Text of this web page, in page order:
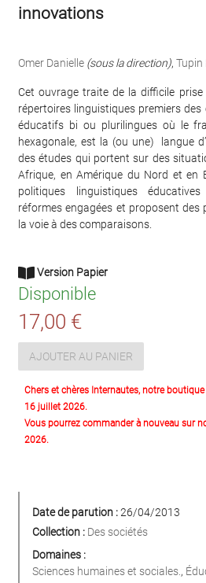
innovations
Omer Danielle (sous la direction), Tupin
Cet ouvrage traite de la difficile prise
répertoires linguistiques premiers
éducatifs bi ou plurilingues où le
hexagonale, est la (ou une) langue
des études qui portent sur des
Afrique, en Amérique du Nord et en
politiques linguistiques
réformes engagées et proposent des
la voie à des comparaisons.
Version Papier
Disponible
17,00 €
AJOUTER AU PANIER
Chers et chères Internautes, notre
16 juillet 2026.
Vous pourrez commander à nouveau sur
2026.
Date de parution :26/04/2013
Collection : Des sociétés
Domaines :
Sciences humaines et sociales.,